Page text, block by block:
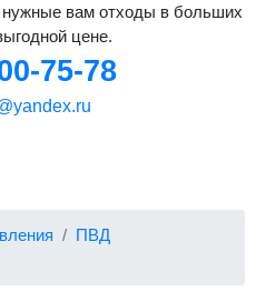
вам отходы в больших
цене.
75-78
ПВД